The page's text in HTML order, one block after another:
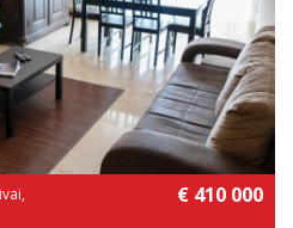
€ 410 000